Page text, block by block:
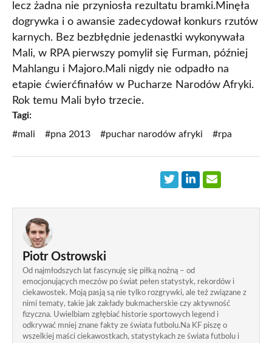
lecz żadna nie przyniosła rezultatu bramki.Minęła
dogrywka i o awansie zadecydował konkurs rzutów
karnych. Bez bezbłędnie jedenastki wykonywała
Mali, w RPA pierwszy pomylił się Furman, później
Mahlangu i Majoro.Mali nigdy nie odpadło na
etapie ćwierćfinałów w Pucharze Narodów Afryki.
Rok temu Mali było trzecie.
Tagi:
#mali
#pna 2013 #puchar narodów afryki #rpa
Piotr Ostrowski
Od najmłodszych lat fascynuję się piłką nożną – od
emocjonujących meczów po świat pełen statystyk, rekordów i
ciekawostek. Moją pasją są nie tylko rozgrywki, ale też związane z
nimi tematy, takie jak zakłady bukmacherskie czy aktywność
fizyczna. Uwielbiam zgłębiać historie sportowych legend i
odkrywać mniej znane fakty ze świata futbolu.Na KF piszę o
wszelkiej maści ciekawostkach, statystykach ze świata futbolu i